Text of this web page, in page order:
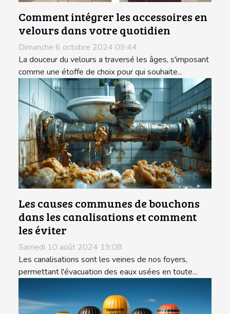
Comment intégrer les accessoires en
velours dans votre quotidien
Dimanche 6 octobre 2024 09:44
La douceur du velours a traversé les âges, s'imposant
comme une étoffe de choix pour qui souhaite...
Les causes communes de bouchons
dans les canalisations et comment
les éviter
Samedi 10 août 2024 19:08
Les canalisations sont les veines de nos foyers,
permettant l'évacuation des eaux usées en toute...